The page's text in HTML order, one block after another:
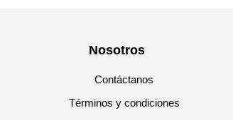
Nosotros
Contáctanos
Términos y condiciones